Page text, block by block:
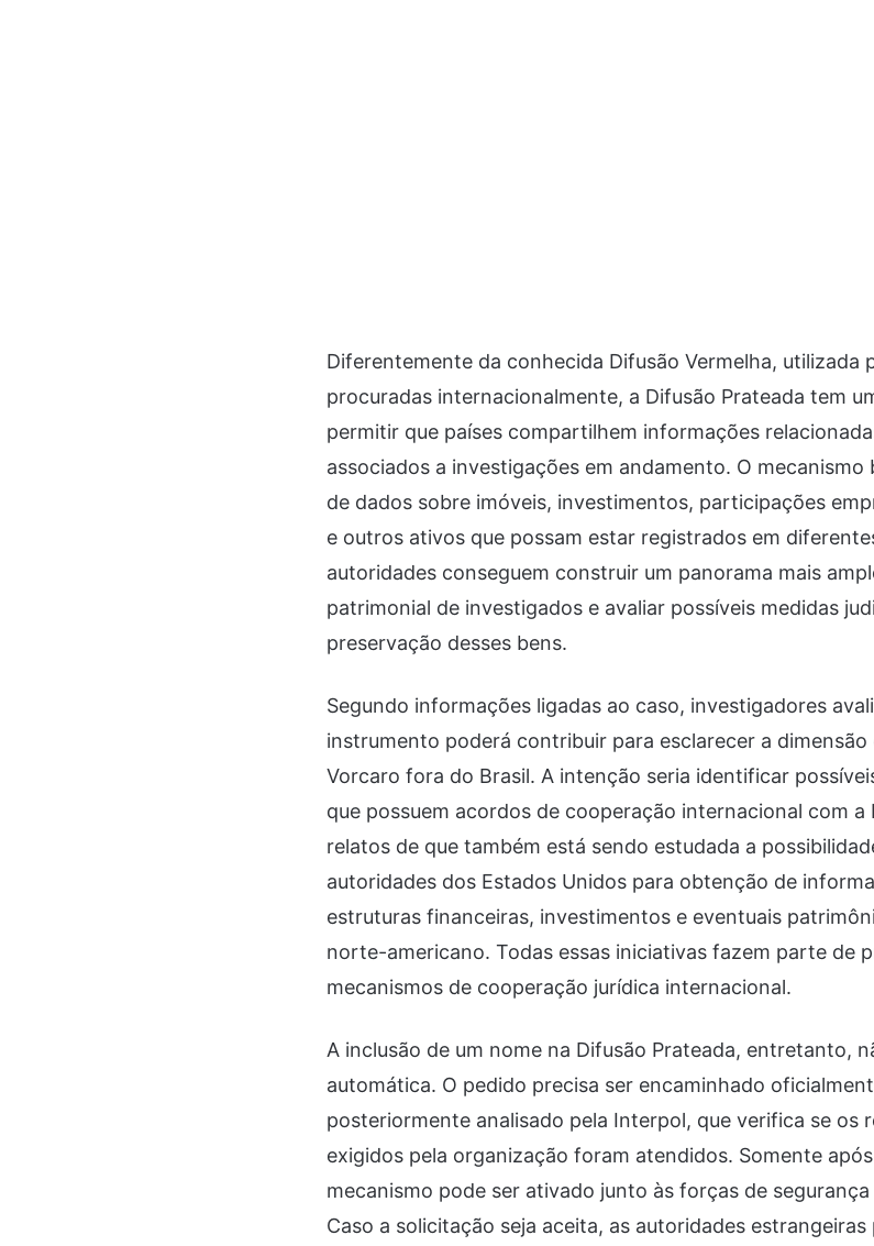
Diferentemente da conhecida Difusão Vermelha, utilizada
procuradas internacionalmente, a Difusão Prateada tem
permitir que países compartilhem informações
associados a investigações em andamento. O
de dados sobre imóveis, investimentos, participações
e outros ativos que possam estar registrados em
autoridades conseguem construir um panorama mais
patrimonial de investigados e avaliar possíveis medidas
preservação desses bens.
Segundo informações ligadas ao caso, investigadores
instrumento poderá contribuir para esclarecer a
Vorcaro fora do Brasil. A intenção seria identificar
que possuem acordos de cooperação internacional com a
relatos de que também está sendo estudada a
autoridades dos Estados Unidos para obtenção de
estruturas financeiras, investimentos e eventuais
norte-americano. Todas essas iniciativas fazem parte de
mecanismos de cooperação jurídica internacional.
A inclusão de um nome na Difusão Prateada, entretanto,
automática. O pedido precisa ser encaminhado
posteriormente analisado pela Interpol, que verifica se os
exigidos pela organização foram atendidos. Somente
mecanismo pode ser ativado junto às forças de
Caso a solicitação seja aceita, as autoridades